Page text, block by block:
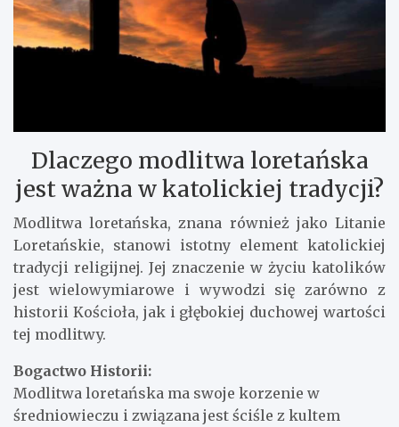
Dlaczego modlitwa loretańska
jest ważna w katolickiej tradycji?
Modlitwa loretańska, znana również jako Litanie
Loretańskie, stanowi istotny element katolickiej
tradycji religijnej. Jej znaczenie w życiu katolików
jest wielowymiarowe i wywodzi się zarówno z
historii Kościoła, jak i głębokiej duchowej wartości
tej modlitwy.
Bogactwo Historii:
Modlitwa loretańska ma swoje korzenie w
średniowieczu i związana jest ściśle z kultem